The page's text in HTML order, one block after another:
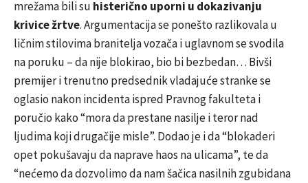
mrežama bili su histerično uporni u dokazivanju
krivice žrtve. Argumentacija se ponešto razlikovala u
ličnim stilovima branitelja vozača i uglavnom se svodila
na poruku – da nije blokirao, bio bi bezbedan… Bivši
premijer i trenutno predsednik vladajuće stranke se
oglasio nakon incidenta ispred Pravnog fakulteta i
poručio kako “mora da prestane nasilje i teror nad
ljudima koji drugačije misle”. Dodao je i da “blokaderi
opet pokušavaju da naprave haos na ulicama”, te da
“nećemo da dozvolimo da nam šačica nasilnih zgubidana